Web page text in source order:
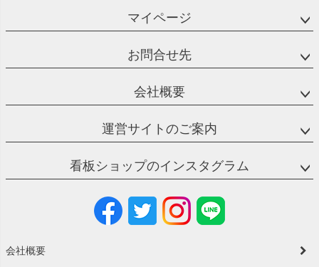
マイページ
お問合せ先
会社概要
運営サイトのご案内
看板ショップのインスタグラム
会社概要